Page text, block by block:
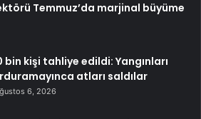
Temmuz’da marjinal büyüme
bin kişi tahliye edildi: Yangınları
atları saldılar
6, 2026